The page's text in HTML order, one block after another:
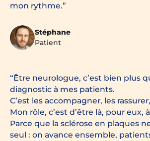
mon rythme.
Stéphane
Patient
Être neurologue, c’est bien plus
diagnostic à mes patients.
C’est les accompagner, les
Mon rôle, c’est d’être là, pour eux,
Parce que la sclérose en plaques
seul : on avance ensemble,